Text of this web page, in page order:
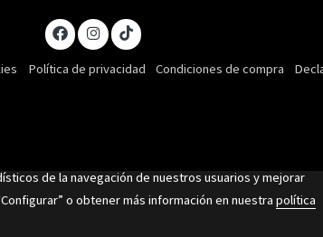
Política de privacidad Condiciones de compra
de la navegación de nuestros usuarios y mejorar
o obtener más información en nuestra política